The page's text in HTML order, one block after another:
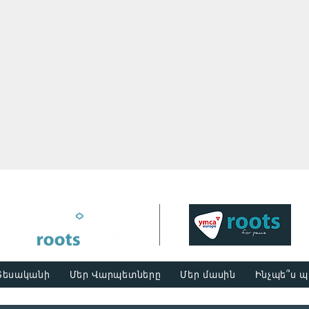
Մեր Վարպետները Մեր մասին Ինչպե՞ս